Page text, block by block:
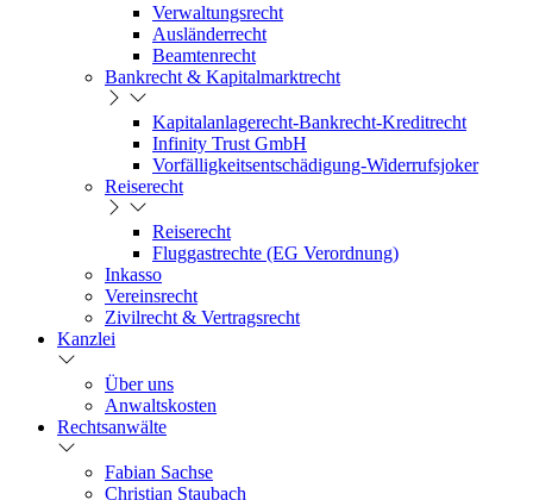
Verwaltungsrecht
Ausländerrecht
Beamtenrecht
Bankrecht & Kapitalmarktrecht
Kapitalanlagerecht-Bankrecht-Kreditrecht
Infinity Trust GmbH
Vorfälligkeitsentschädigung-Widerrufsjoker
Reiserecht
Reiserecht
Fluggastrechte (EG Verordnung)
Inkasso
Vereinsrecht
Zivilrecht & Vertragsrecht
Kanzlei
Über uns
Anwaltskosten
Rechtsanwälte
Fabian Sachse
Christian Staubach